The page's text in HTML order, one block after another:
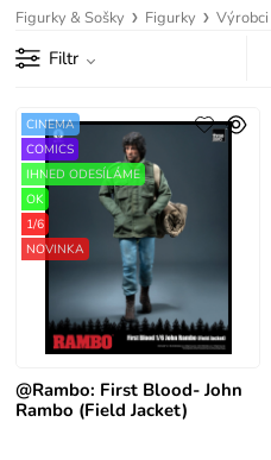
Figurky & Sošky Figurky Výrobci
Filtr
@Rambo: First Blood- John
Rambo (Field Jacket)
CINEMA
COMICS
IHNED ODESÍLÁME
OK
1/6
NOVINKA